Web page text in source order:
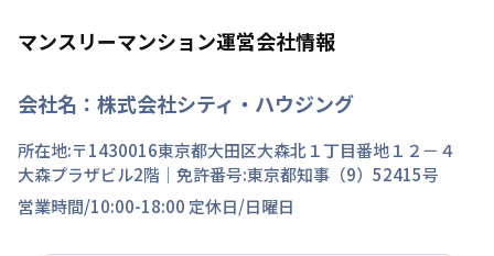
マンスリーマンション運営会社情報
会社名： 株式会社シティ・ハウジング
所在地:〒1430016東京都大田区大森北１丁目番地１２－４
大森プラザビル2階 ｜免許番号:東京都知事（9）52415号
営業時間/10:00-18:00 定休日/日曜日